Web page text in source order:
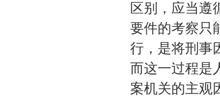
区别，应当遵
要件的考察只
行，是将刑事
而这一过程是
案机关的主观